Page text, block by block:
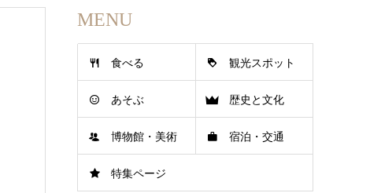
MENU
食べる 観光スポット
あそぶ 歴史と文化
博物館・美術
館
宿泊・交通
特集ページ